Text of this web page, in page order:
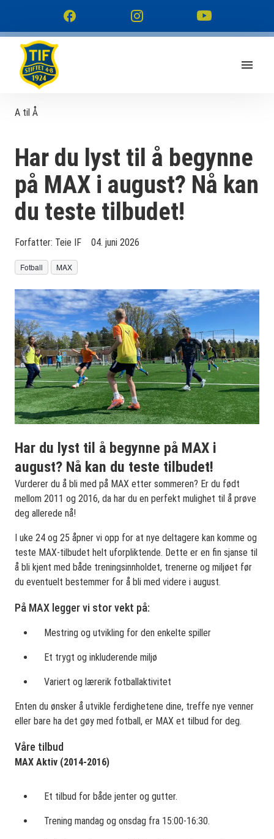
A til Å
Har du lyst til å begynne
på MAX i august? Nå kan
du teste tilbudet!
Forfatter: Teie IF 04. juni 2026
Fotball MAX
Har du lyst til å begynne på MAX i
august? Nå kan du teste tilbudet!
Vurderer du å bli med på MAX etter sommeren? Er du født
mellom 2011 og 2016, da har du en perfekt mulighet til å prøve
deg allerede nå!
I uke 24 og 25 åpner vi opp for at nye deltagere kan komme og
teste MAX-tilbudet helt uforpliktende. Dette er en fin sjanse til
å bli kjent med både treningsinnholdet, trenerne og miljøet før
du eventuelt bestemmer for å bli med videre i august.
På MAX legger vi stor vekt på:
Mestring og utvikling for den enkelte spiller
Et trygt og inkluderende miljø
Variert og lærerik fotballaktivitet
Enten du ønsker å utvikle ferdighetene dine, treffe nye venner
eller bare ha det gøy med fotball, er MAX et tilbud for deg.
Våre tilbud
MAX Aktiv (2014-2016)
Et tilbud for både jenter og gutter.
Trening mandag og onsdag fra 15:00-16:30.